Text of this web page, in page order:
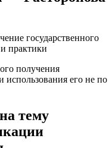
государственного
практики
получения
использования его не по
тему